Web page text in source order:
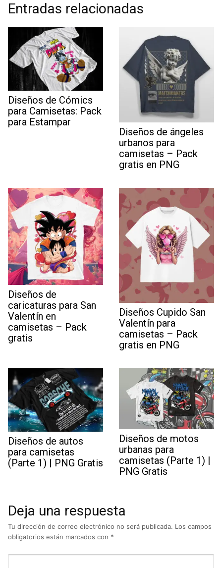
Entradas relacionadas
Diseños de Cómics
para Camisetas: Pack
para Estampar
Diseños de ángeles
urbanos para
camisetas – Pack
gratis en PNG
Diseños de
caricaturas para San
Valentín en
camisetas – Pack
gratis
Diseños Cupido San
Valentín para
camisetas – Pack
gratis en PNG
Diseños de autos
para camisetas
(Parte 1) | PNG Gratis
Diseños de motos
urbanas para
camisetas (Parte 1) |
PNG Gratis
Deja una respuesta
Tu dirección de correo electrónico no será publicada. Los campos
obligatorios están marcados con *